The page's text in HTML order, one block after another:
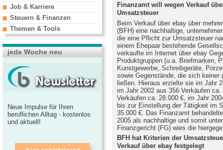
Finanzamt will wegen Verkauf
Umsatzsteuer
Beim Verkauf über ebay über
(BFH) eine nachhaltige,
die eine Pflicht zur Umsatzsteuer
einem Ehepaar bestehende
verkaufte im Internet über ebay
Produktgruppen (u.a. Briefmarken,
Kunstgewerbe, Schreibgeräte,
sowie Gegenstände, die sich keiner
ließen. Hieraus erzielte sie im Jahr
im Jahr 2002 aus 356 Verkäufen
Verkäufen ca. 28.000 €, im Jahr
bis zur Einstellung der Tätigkeit im
35.000 €. Das Finanzamt
2005 als nachhaltige und somit
Finanzgericht (FG) wies die
BFH hat Kriterien der
Verkauf über ebay festgelegt
Job & Karriere
Steuern & Finanzen
Themen & Tools
jede Woche neu
Neue Impulse für Ihren
beruflichen Alltag - kostenlos
und aktuell!